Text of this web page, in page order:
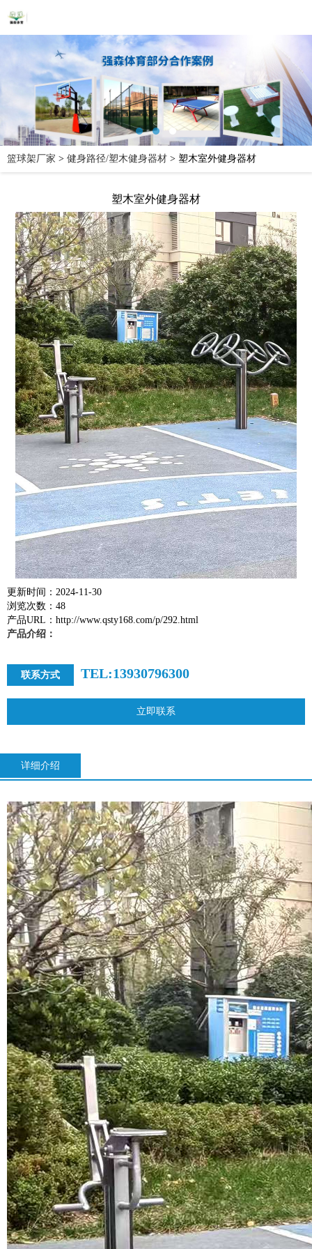
篮球架厂家 > 健身路径/塑木健身器材 > 塑木室外健身器材
塑木室外健身器材
更新时间：2024-11-30
浏览次数：48
产品URL：http://www.qsty168.com/p/292.html
产品介绍：
联系方式 TEL:13930796300
立即联系
详细介绍